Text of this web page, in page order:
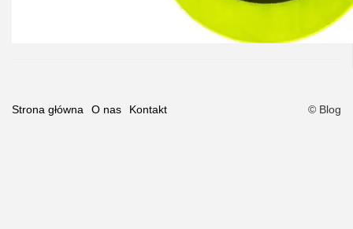
Strona główna O nas Kontakt © Blog